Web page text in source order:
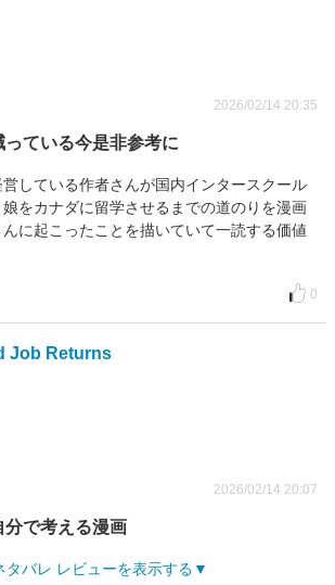
2026/02/14 20:35
っている今是非参考に
している作者さんが国内インタースクール
をカナダに留学させるまでの道のりを漫画
に起こったことを描いていて一読する価値
0
Job Returns
2026/02/14 20:07
で考える漫画
タバレ レビューを表示する